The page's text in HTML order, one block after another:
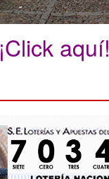
¡Click aquí!